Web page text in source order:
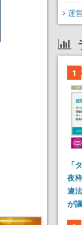
運
1
「
夜
違
が